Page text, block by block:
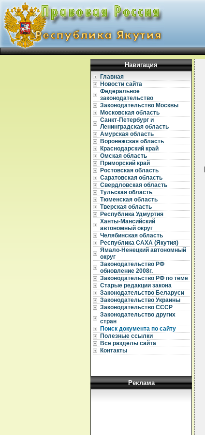
Навигация
Главная
Новости сайта
Федеральное
законодательство
Законодательство Москвы
Московская область
Санкт-Петербург и
Ленинградская область
Амурская область
Воронежская область
Краснодарский край
Омская область
Приморский край
Ростовская область
Саратовская область
Свердловская область
Тульская область
Тюменская область
Тверская область
Республика Удмуртия
Ханты-Мансийский
автономный округ
Челябинская область
Республика САХА (Якутия)
Ямало-Ненецкий автономный
округ
Законодательство РФ
обновление 2008г.
Законодательство РФ по теме
Старые редакции закона
Законодательство Беларуси
Законодательство Украины
Законодательство СССР
Законодательство других
стран
Поиск документа по сайту
Полезные ссылки
Все разделы сайта
Контакты
Реклама